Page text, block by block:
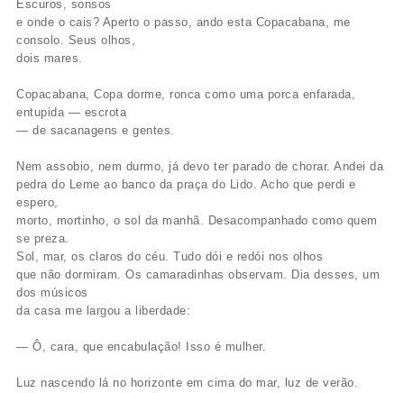
Escuros, sonsos
e onde o cais? Aperto o passo, ando esta Copacabana, me
consolo. Seus olhos,
dois mares.
Copacabana, Copa dorme, ronca como uma porca enfarada,
entupida — escrota
— de sacanagens e gentes.
Nem assobio, nem durmo, já devo ter parado de chorar. Andei da
pedra do Leme ao banco da praça do Lido. Acho que perdi e
espero,
morto, mortinho, o sol da manhã. Desacompanhado como quem
se preza.
Sol, mar, os claros do céu. Tudo dói e redói nos olhos
que não dormiram. Os camaradinhas observam. Dia desses, um
dos músicos
da casa me largou a liberdade:
— Ô, cara, que encabulação! Isso é mulher.
Luz nascendo lá no horizonte em cima do mar, luz de verão.